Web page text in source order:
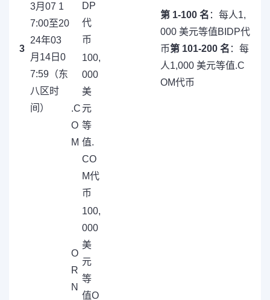
3
3月07 1
7:00至20
24年03
月14日0
7:59（东
八区时
间）
DP
代
币
第 1-100 名 ：每人1,
000 美元等值BIDP代
币第 101-200 名 ：每
人1,000 美元等值.C
OM代币
.C
O
M
100,
000
美
元
等
值.
CO
M代
币
O
R
N
100,
000
美
元
等
值O